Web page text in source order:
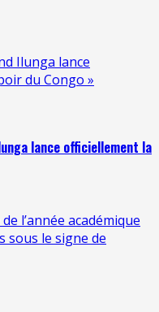
Ilunga lance
du Congo »
lance officiellement la
l’année académique
sous le signe de